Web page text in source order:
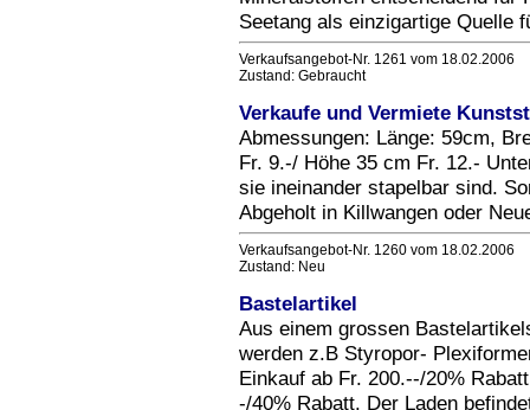
Seetang als einzigartige Quelle
Verkaufsangebot-Nr. 1261 vom 18.02.2006
Zustand: Gebraucht
Verkaufe und Vermiete
Abmessungen: Länge: 59cm,
Fr. 9.-/ Höhe 35 cm Fr. 12.-
sie ineinander stapelbar sind.
Abgeholt in Killwangen oder
Verkaufsangebot-Nr. 1260 vom 18.02.2006
Zustand: Neu
Bastelartikel
Aus einem grossen
werden z.B Styropor-
Einkauf ab Fr. 200.--/20%
-/40% Rabatt. Der Laden